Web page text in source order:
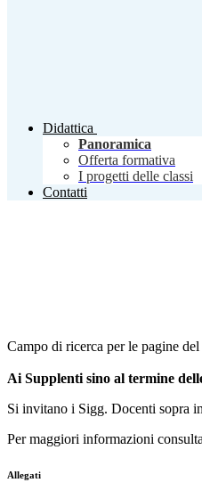
Didattica
Panoramica
Offerta formativa
I progetti delle classi
Contatti
Campo di ricerca per le pagine
Ai Supplenti sino al termine
Si invitano i Sigg. Docenti sopra
Per maggiori informazioni
Allegati